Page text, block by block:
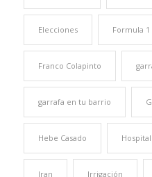
Elecciones Formula 1
Franco Colapinto
garrafa en tu barrio
Hebe Casado
Iran Irrigación